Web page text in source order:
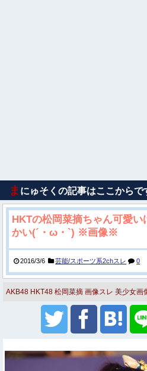
ま にゅそくの記事はここからで
HKTの松岡菜摘ちゃん可愛
かい(´・ω・`) ※画像※
2016/3/6 芸能/スポーツ系2chスレ 0
AKB48 HKT48 松岡菜摘 画像スレ 美少女画